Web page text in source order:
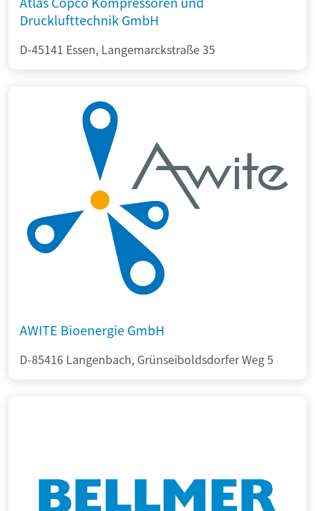
Drucklufttechnik GmbH
D-45141 Essen, Langemarckstraße 35
AWITE Bioenergie GmbH
D-85416 Langenbach, Grünseiboldsdorfer Weg 5